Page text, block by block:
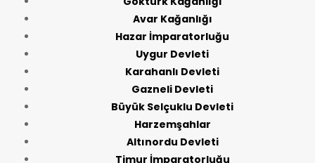
Avar Kağanlığı
Hazar İmparatorluğu
Uygur Devleti
Karahanlı Devleti
Gazneli Devleti
Büyük Selçuklu Devleti
Harzemşahlar
Altınordu Devleti
Timur İmparatorluğu